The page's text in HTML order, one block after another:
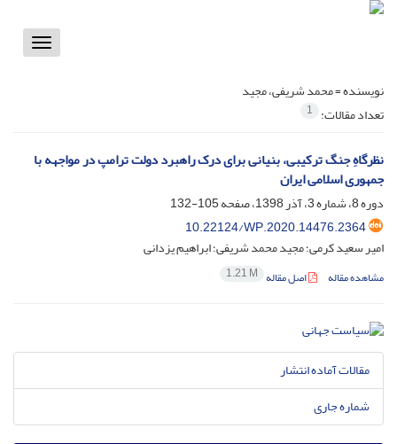
Toggle
نویسنده =محمد شریفی، مجید
تعداد مقالات: 1
نظرگاهِ جنگ ترکیبی، بنیانی برای درک راهبرد دولت ترامپ در مواجهه با
جمهوری اسلامی ایران
دوره 8، شماره 3، آذر 1398، صفحه
105-132
10.22124/WP.2020.14476.2364
امیر سعید کرمی؛ مجید محمد شریفی؛ ابراهیم یزدانی
مشاهده مقاله اصل مقاله 1.21 M
مقالات آماده انتشار
شماره جاری